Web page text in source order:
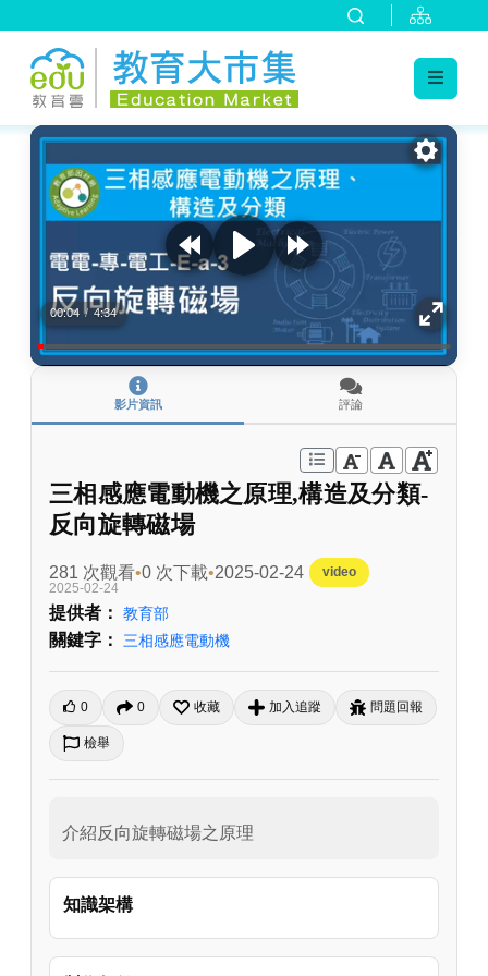
:::
00:04 / 4:34
影片資訊 評論
三相感應電動機之原理,構造及分類-
反向旋轉磁場
281 次觀看 0 次下載 2025-02-24
video
2025-02-24
提供者： 教育部
關鍵字： 三相感應電動機
0 0 收藏 加入追蹤 問題回報
檢舉
介紹反向旋轉磁場之原理
知識架構